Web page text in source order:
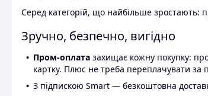
Серед категорій, що найбільше зростають:
Зручно, безпечно, вигідно
Пром-оплата захищає кожну покупку:
картку. Плюс не треба переплачувати за
З підпискою Smart — безкоштовна